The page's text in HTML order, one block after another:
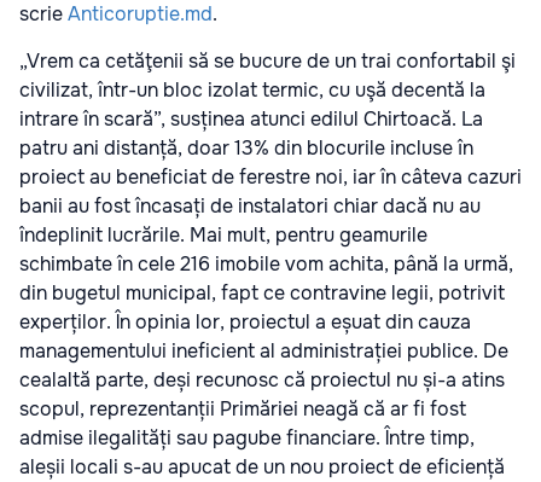
scrieAnticoruptie.md.
„Vrem ca cetăţenii să se bucure de un trai confortabil şi
civilizat, într-un bloc izolat termic, cu uşă decentă la
intrare în scară”, susținea atunci edilul Chirtoacă. La
patru ani distanță, doar 13% din blocurile incluse în
proiect au beneficiat de ferestre noi, iar în câteva cazuri
banii au fost încasați de instalatori chiar dacă nu au
îndeplinit lucrările. Mai mult, pentru geamurile
schimbate în cele 216 imobile vom achita, până la urmă,
din bugetul municipal, fapt ce contravine legii, potrivit
experților. În opinia lor, proiectul a eșuat din cauza
managementului ineficient al administrației publice. De
cealaltă parte, deși recunosc că proiectul nu și-a atins
scopul, reprezentanții Primăriei neagă că ar fi fost
admise ilegalități sau pagube financiare. Între timp,
aleșii locali s-au apucat de un nou proiect de eficiență